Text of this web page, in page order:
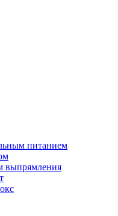
питанием
выпрямления